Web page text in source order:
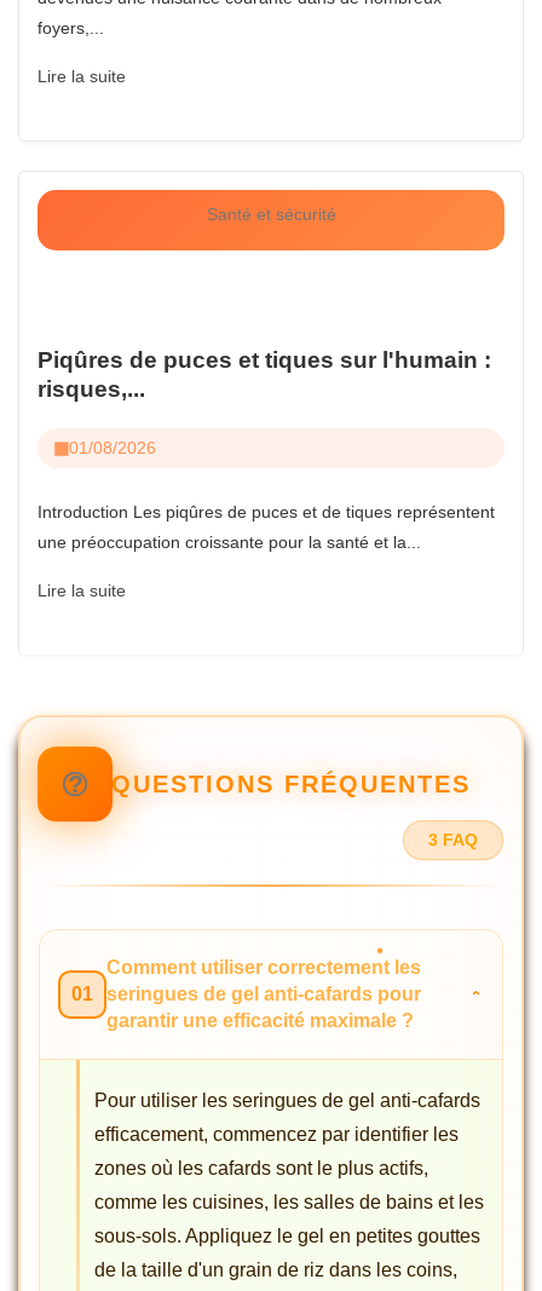
foyers,...
Lire la suite
Santé et sécurité
Piqûres de puces et tiques sur l'humain :
risques,...
01/08/2026
Introduction Les piqûres de puces et de tiques représentent
une préoccupation croissante pour la santé et la...
Lire la suite
QUESTIONS FRÉQUENTES
3 FAQ
01
Comment utiliser correctement les
seringues de gel anti-cafards pour
garantir une efficacité maximale ?
Pour utiliser les seringues de gel anti-cafards
efficacement, commencez par identifier les
zones où les cafards sont le plus actifs,
comme les cuisines, les salles de bains et les
sous-sols. Appliquez le gel en petites gouttes
de la taille d'un grain de riz dans les coins,